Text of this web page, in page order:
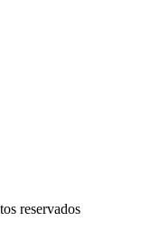
reservados